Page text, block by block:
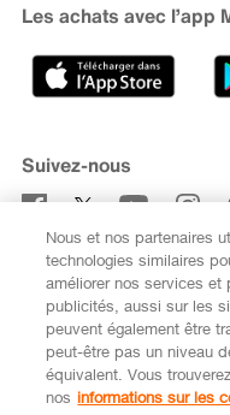
Recherche de magasin
Banque Migros
Carrière
Sponsoring
Médias
Code de conduite et
Les achats avec l’app
Suivez-nous
S’abonner
FR
Nous et nos partenaires
technologies similaires
améliorer nos services et
publicités, aussi sur les
peuvent également être
peut-être pas un niveau
équivalent. Vous
nos informations sur les